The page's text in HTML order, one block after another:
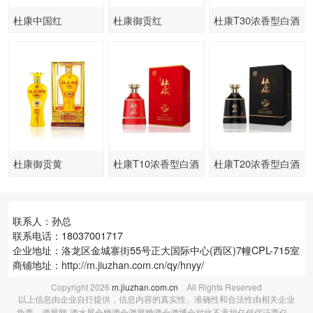
杜康中国红 杜康御贡红 杜康T30浓香型白酒
杜康御贡黄 杜康T10浓香型白酒 杜康T20浓香型白酒
联系人：孙总
联系电话：18037001717
企业地址：洛龙区金城寨街55号正大国际中心(西区)7幢CPL-715室
商铺地址： http://m.jiuzhan.com.cn/qy/hnyy/
Copyright2026 m.jiuzhan.com.cn All Rights Reserved
以上信息由企业自行提供，信息内容的真实性、准确性和合法性由相关企业